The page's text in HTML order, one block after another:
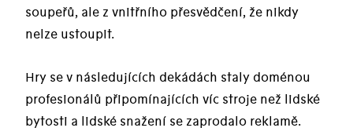
soupeřů, ale z vnitřního přesvědčení, že nikdy
nelze ustoupit.
Hry se v následujících dekádách staly doménou
profesionálů připomínajících víc stroje než lidské
bytosti a lidské snažení se zaprodalo reklamě.